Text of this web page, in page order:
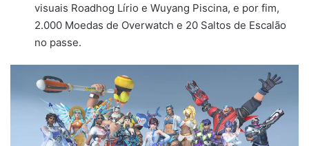
visuais Roadhog Lírio e Wuyang Piscina, e por fim,
2.000 Moedas de Overwatch e 20 Saltos de Escalão
no passe.